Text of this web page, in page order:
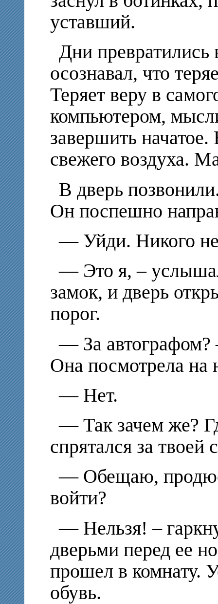
уставший.
Дни превратились
осознавал, что
Теряет веру в
компьютером,
завершить
свежего воздуха.
В дверь
Он поспешно
— Уйди. Никого не
— Это я, –
замок, и дверь
порог.
— За автографом?
Она посмотрела на
— Нет.
— Так зачем же?
спрятался за твоей
— Обещаю,
войти?
— Нельзя! –
дверьми перед ее
прошел в комнату.
обувь.